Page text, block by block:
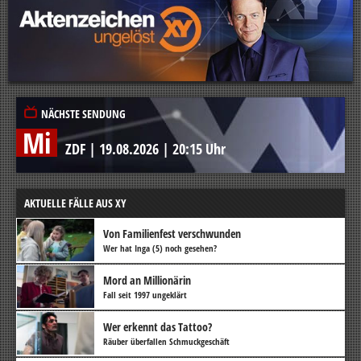
NÄCHSTE SENDUNG
Mi ZDF | 19.08.2026 | 20:15 Uhr
AKTUELLE FÄLLE AUS XY
Von Familienfest verschwunden
Wer hat Inga (5) noch gesehen?
Mord an Millionärin
Fall seit 1997 ungeklärt
Wer erkennt das Tattoo?
Räuber überfallen Schmuckgeschäft